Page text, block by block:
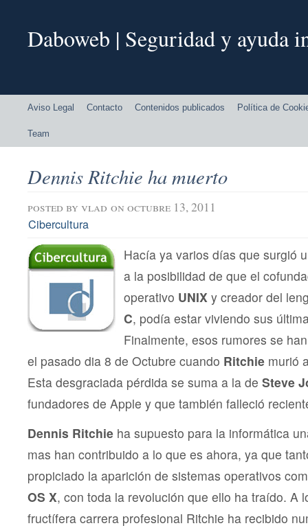
Daboweb | Seguridad y ayuda
Aviso Legal Contacto Contenidos publicados Política de
Team
Dennis Ritchie ha muerto
posted by vlad on octubre 13, 2011
Cibercultura
Hacía ya varios días que surgió
a la posibilidad de que el
operativo UNIX y creador del
C, podía estar viviendo sus
Finalmente, esos rumores se
el pasado dia 8 de Octubre cuando Ritchie murió
Esta desgraciada pérdida se suma a la de Steve
fundadores de Apple y que también falleció
Dennis Ritchie ha supuesto para la informática
mas han contribuido a lo que es ahora, ya que
propiciado la aparición de sistemas operativos
OS X, con toda la revolución que ello ha traído. A
fructífera carrera profesional Ritchie ha recibido